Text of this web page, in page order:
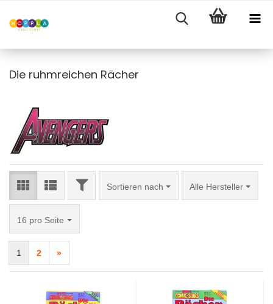
Die ruhmreichen Rächer
FILTERSortieren nach
Sortieren nach Alle Hersteller
16 pro Seite
pro Seite
1 2 »